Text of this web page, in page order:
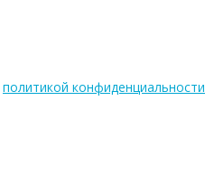
политикой конфиденциальности